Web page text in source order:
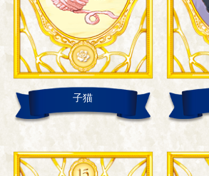
子猫